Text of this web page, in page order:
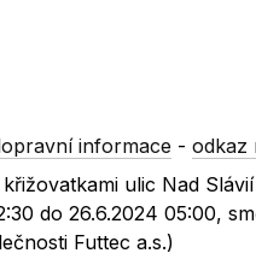
informace -odkaz
ulic Nad
do 26.6.2024 05:00,
Futtec a.s.)